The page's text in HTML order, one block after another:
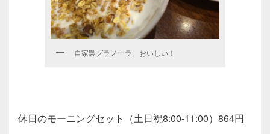
自家製グラノーラ。おいしい！
休日のモーニングセット（土日祝8:00-11:00）864円